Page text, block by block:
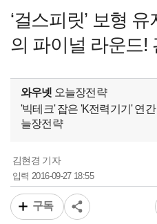
‘걸스피릿’ 보형
의 파이널 라운드!
와우넷 오늘장전략
'빅테크' 잡은 'K전력기기' 연
늘장전략
김현경 기자
입력 2016-09-27 18:55
구독